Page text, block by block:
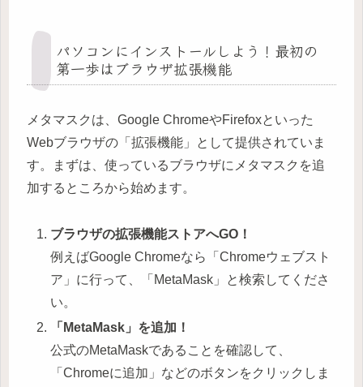
パソコンにインストールしよう！最初の
第一歩はブラウザ拡張機能
メタマスクは、Google ChromeやFirefoxといった
Webブラウザの「拡張機能」として提供されていま
す。まずは、使っているブラウザにメタマスクを追
加するところから始めます。
ブラウザの拡張機能ストアへGO！
例えばGoogle Chromeなら「Chromeウェブスト
ア」に行って、「MetaMask」と検索してくださ
い。
「MetaMask」を追加！
公式のMetaMaskであることを確認して、
「Chromeに追加」などのボタンをクリックしま